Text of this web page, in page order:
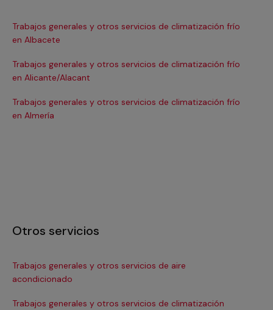
Trabajos generales y otros servicios de climatización frío
en Albacete
Trabajos generales y otros servicios de climatización frío
en Alicante/Alacant
Trabajos generales y otros servicios de climatización frío
en Almería
Otros servicios
Trabajos generales y otros servicios de aire
acondicionado
Trabajos generales y otros servicios de climatización